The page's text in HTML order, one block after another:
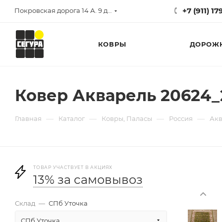
+7 (911)
КОВРЫ
Ковер Акварель
Главная — Каталог — Ковры, Паласы — Россия —
ТОВАР УЧАСТВУЕТ В АКЦИЯХ
13% за самовывоз
Склад — СПб Уточка